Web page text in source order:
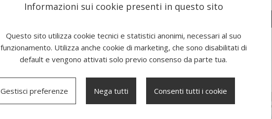
Informazioni sui cookie presenti in questo sito
Questo sito utilizza cookie tecnici e statistici anonimi, necessari al suo
funzionamento. Utilizza anche cookie di marketing, che sono disabilitati di
default e vengono attivati solo previo consenso da parte tua.
Gestisci preferenze Nega tutti Consenti tutti i cookie